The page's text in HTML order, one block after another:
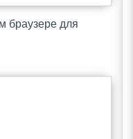
браузере для